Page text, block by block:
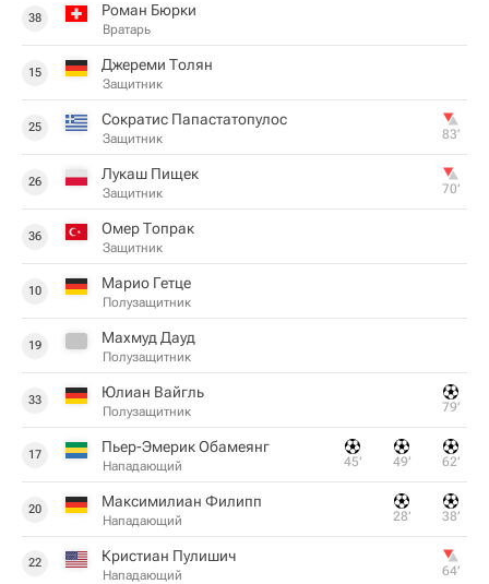
38 Роман Бюрки
Вратарь
15 Джереми Толян
Защитник
25 Сократис Папастатопулос
Защитник 83‎’‎
26 Лукаш Пищек
Защитник 70‎’‎
36 Омер Топрак
Защитник
10 Марио Гетце
Полузащитник
19 Махмуд Дауд
Полузащитник
33 Юлиан Вайгль
Полузащитник 79‎’‎
17 Пьер-Эмерик Обамеянг
Нападающий 45‎’‎ 49‎’‎ 62‎’‎
20 Максимилиан Филипп
Нападающий 28‎’‎ 38‎’‎
22 Кристиан Пулишич
Нападающий 64‎’‎